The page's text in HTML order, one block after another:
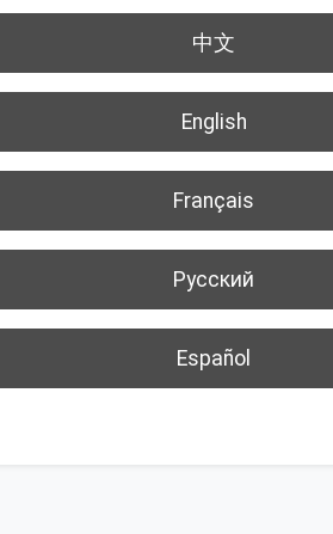
中文
English
Français
Русский
Español